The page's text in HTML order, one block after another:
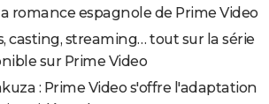
romance espagnole de Prime Video
casting, streaming… tout sur la série
sur Prime Video
: Prime Video s'offre l'adaptation